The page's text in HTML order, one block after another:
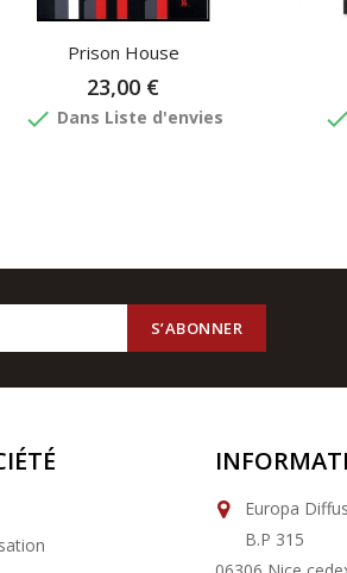
Prison House
23,00 €
done Dans Liste d'envies
done
Europa
B.P 315